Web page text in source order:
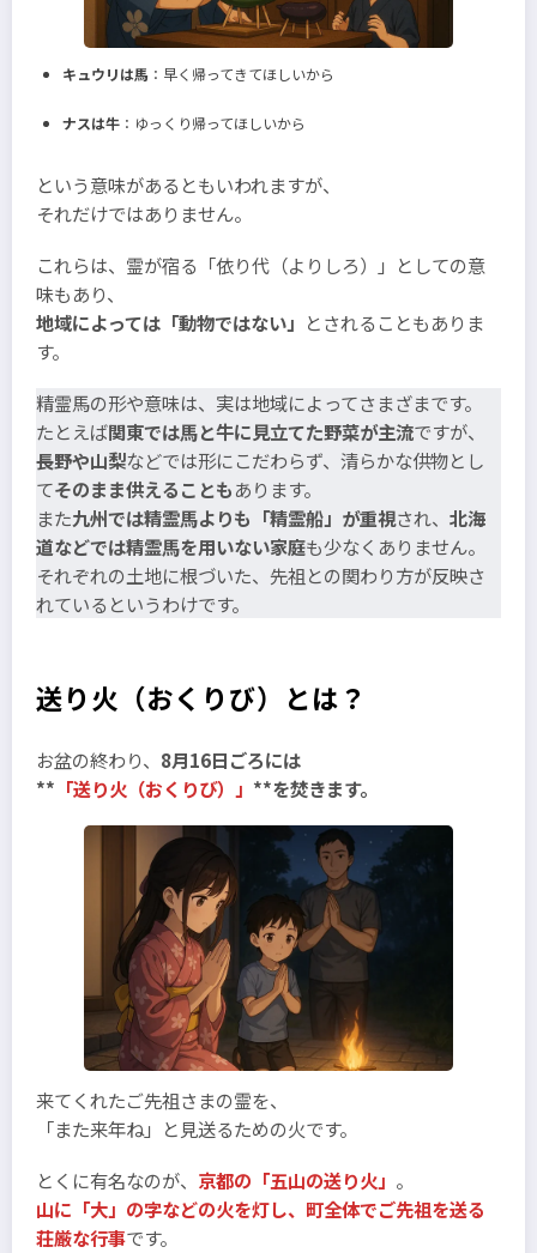
キュウリは馬 ：早く帰ってきてほしいから
ナスは牛 ：ゆっくり帰ってほしいから
という意味があるともいわれますが、
それだけではありません。
これらは、霊が宿る「依り代（よりしろ）」としての意
味もあり、
地域によっては「動物ではない」 とされることもありま
す。
精霊馬の形や意味は、実は地域によってさまざまです。
たとえば関東では馬と牛に見立てた野菜が主流ですが、
長野や山梨などでは形にこだわらず、清らかな供物とし
てそのまま供えることもあります。
また九州では精霊馬よりも「精霊船」が重視され、 北海
道などでは精霊馬を用いない家庭も少なくありません。
それぞれの土地に根づいた、先祖との関わり方が反映さ
れているというわけです。
送り火（おくりび）とは？
お盆の終わり、 8月16日ごろには
** 「送り火（おくりび）」 **を焚きます。
来てくれたご先祖さまの霊を、
「また来年ね」と見送るための火です。
とくに有名なのが、 京都の「五山の送り火」 。
山に「大」の字などの火を灯し、町全体でご先祖を送る
荘厳な行事です。